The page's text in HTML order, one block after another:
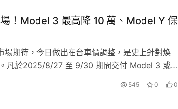
自改款上市至今累計銷售已突破1,300台；
休旅The new Carnival更已突破2,000台。此
千台銷售；進口極致休旅The Sportage，在台
代理台灣森那美起亞特別推限時禮遇方案，入主
！Model 3 最高降 10 萬、Model Y 保
場期待，今日做出在台車價調整，是史上針對煥
凡於2025/8/27 至 9/30 期間交付 Model 3 或
545 0 0